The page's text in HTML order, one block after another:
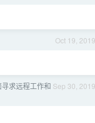
Oct 19, 2019
Sep 30, 2019
求远程工作和